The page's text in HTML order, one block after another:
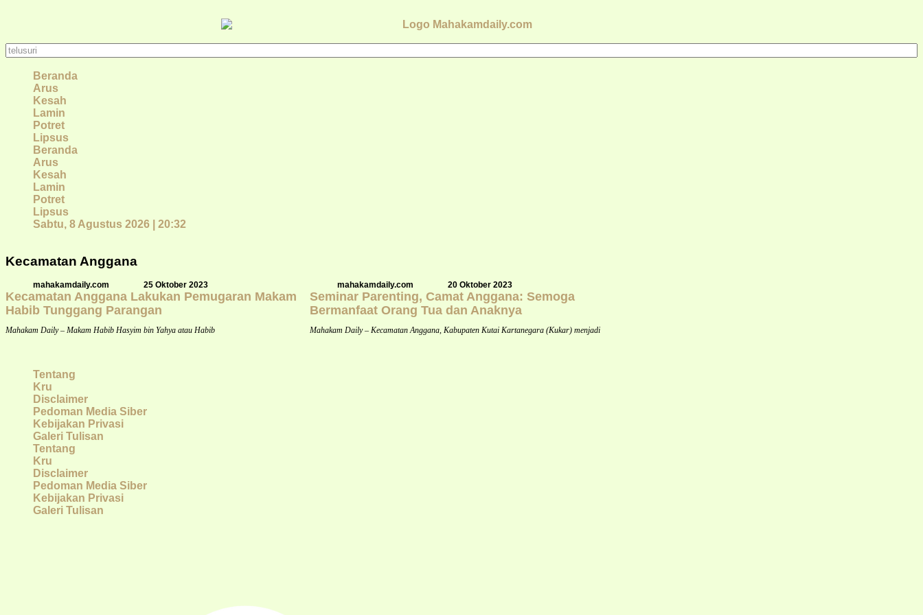
Beranda
Arus
Kesah
Lamin
Potret
Lipsus
Beranda
Arus
Kesah
Lamin
Potret
Lipsus
Sabtu, 8 Agustus 2026 | 20:32
Kecamatan Anggana
mahakamdaily.com 25 Oktober 2023
Kecamatan Anggana Lakukan Pemugaran Makam
Habib Tunggang Parangan
Mahakam Daily – Makam Habib Hasyim bin Yahya atau Habib
mahakamdaily.com 20 Oktober 2023
Seminar Parenting, Camat Anggana: Semoga
Bermanfaat Orang Tua dan Anaknya
Mahakam Daily – Kecamatan Anggana, Kabupaten Kutai Kartanegara (Kukar) menjadi
Tentang
Kru
Disclaimer
Pedoman Media Siber
Kebijakan Privasi
Galeri Tulisan
Tentang
Kru
Disclaimer
Pedoman Media Siber
Kebijakan Privasi
Galeri Tulisan